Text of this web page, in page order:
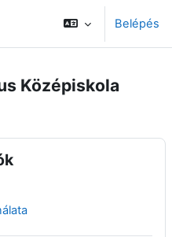
Belépés
Középiskola